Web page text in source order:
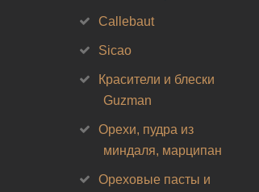
Callebaut
Sicao
Красители и блески
Guzman
Орехи, пудра из
миндаля, марципан
Ореховые пасты и